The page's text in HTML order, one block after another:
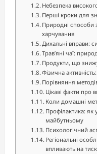
Небезпека
Перші кроки для
Природні способи
харчування
Дихальні вправи:
Трав’яні чаї:
Продукти, що
Фізична
Порівняння
Цікаві факти про
Коли домашні
Профілактика: як
майбутньому
Психологічний
Регіональні
впливають на тиск